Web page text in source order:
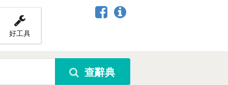
好工具
查辭典